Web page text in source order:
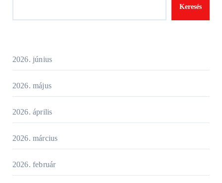
Keresés
2026. június
2026. május
2026. április
2026. március
2026. február